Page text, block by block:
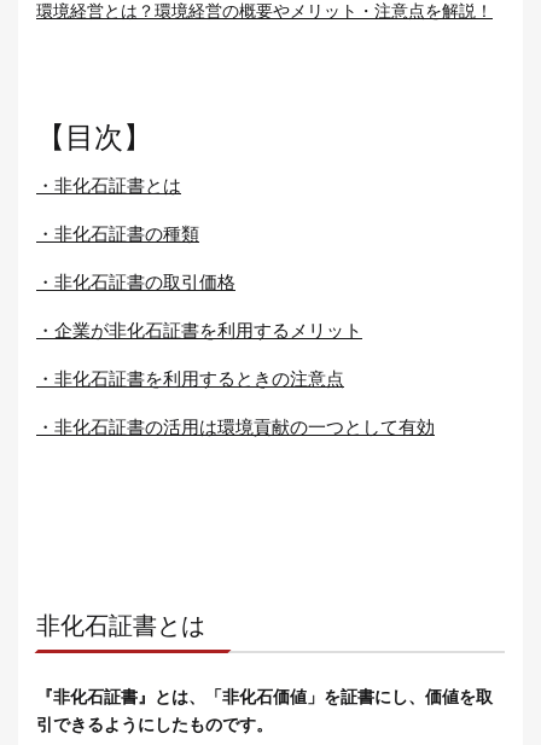
環境経営とは？環境経営の概要やメリット・注意点を解説！
【目次】
・非化石証書とは
・非化石証書の種類
・非化石証書の取引価格
・企業が非化石証書を利用するメリット
・非化石証書を利用するときの注意点
・非化石証書の活用は環境貢献の一つとして有効
非化石証書とは
『非化石証書』とは、「非化石価値」を証書にし、価値を取
引できるようにしたものです。